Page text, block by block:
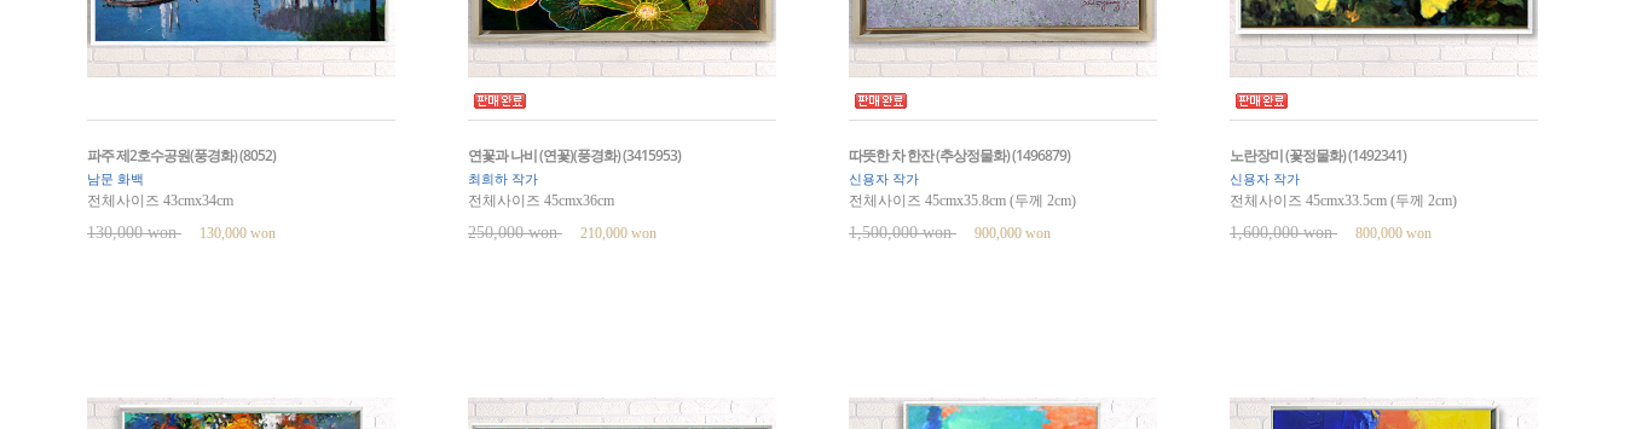
파주 제2호수공원(풍경화) (8052)
남문 화백
전체사이즈 43cmx34cm
130,000 won 130,000 won
연꽃과 나비 (연꽃)(풍경화) (3415953)
최희하 작가
전체사이즈 45cmx36cm
250,000 won 210,000 won
따뜻한 차 한잔 (추상정물화) (1496879)
신용자 작가
전체사이즈 45cmx35.8cm (두께 2cm)
1,500,000 won 900,000 won
노란장미 (꽃정물화) (1492341)
신용자 작가
전체사이즈 45cmx33.5cm (두께 2cm)
1,600,000 won 800,000 won